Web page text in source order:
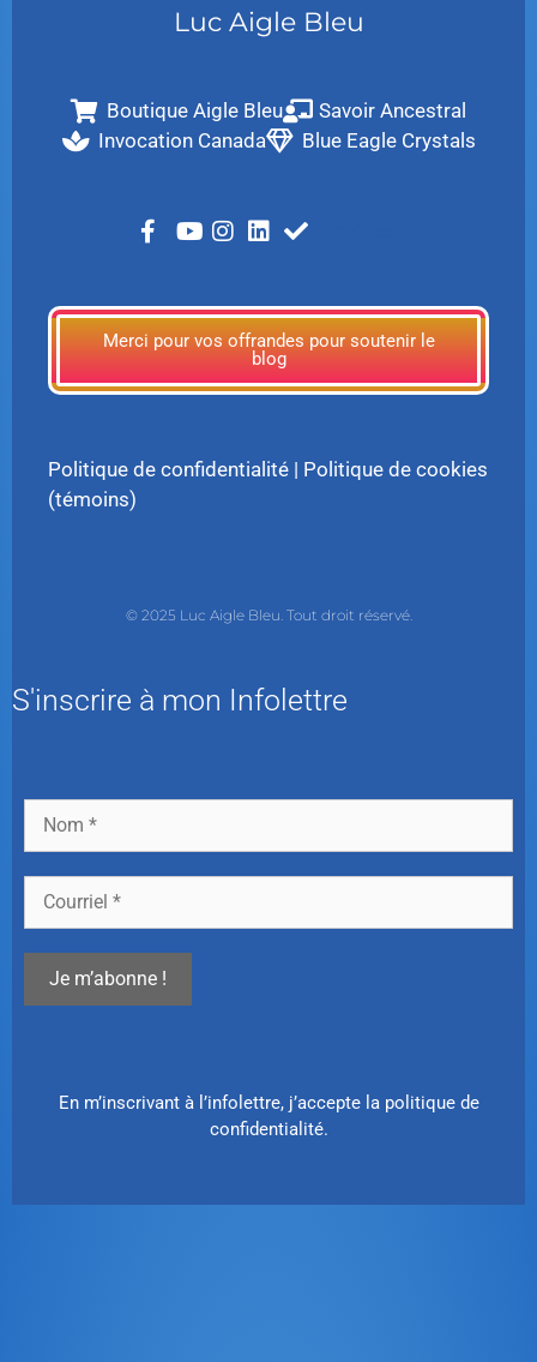
Luc Aigle Bleu
Boutique Aigle Bleu
Savoir Ancestral
Invocation Canada
Blue Eagle Crystals
Merci pour vos offrandes pour soutenir le
blog
Politique de confidentialité | Politique de cookies
(témoins)
© 2025 Luc Aigle Bleu. Tout droit réservé.
S'inscrire à mon Infolettre
En m’inscrivant à l’infolettre, j’accepte la politique de
confidentialité.